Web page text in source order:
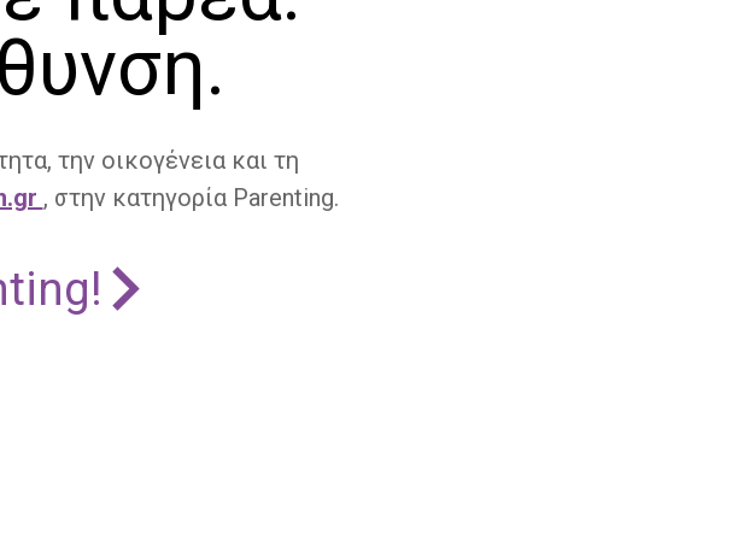
την οικογένεια και τη
, στην κατηγορία Parenting.